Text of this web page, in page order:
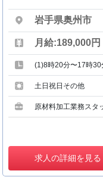
岩手県奥州市
月給:189,000円
(1)8時20分〜17時30
土日祝日その他
原材料加工業務スタ
求人の詳細を見る